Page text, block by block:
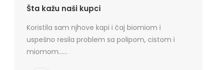
Šta kažu naši kupci
Koristila sam njhove kapi i čaj biomiom i
uspešno resila problem sa polipom, cistom i
miomom……